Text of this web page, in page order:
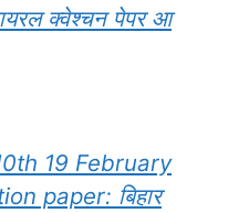
क्वेश्चन पेपर आ
19 February
paper: बिहार